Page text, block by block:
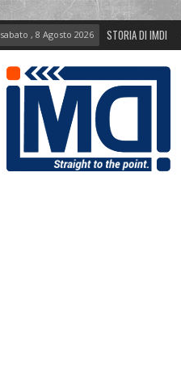
sabato , 8 Agosto 2026 STORIA DI IMDI